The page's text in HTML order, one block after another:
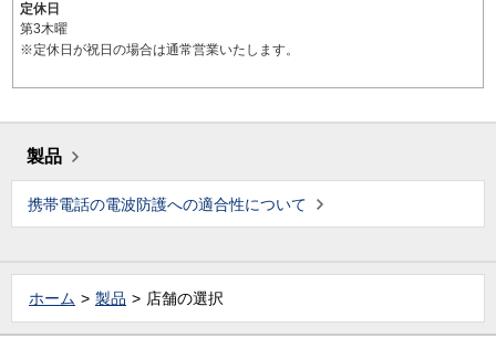
定休日
第3木曜
※定休日が祝日の場合は通常営業いたします。
製品
携帯電話の電波防護への適合性について
ホーム 製品 店舗の選択